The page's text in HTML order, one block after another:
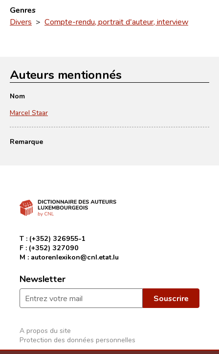
Genres
Divers > Compte-rendu, portrait d'auteur, interview
Auteurs mentionnés
Nom
Marcel Staar
Remarque
T : (+352) 326955-1
F : (+352) 327090
M : autorenlexikon@cnl.etat.lu
Newsletter
A propos du site
Protection des données personnelles